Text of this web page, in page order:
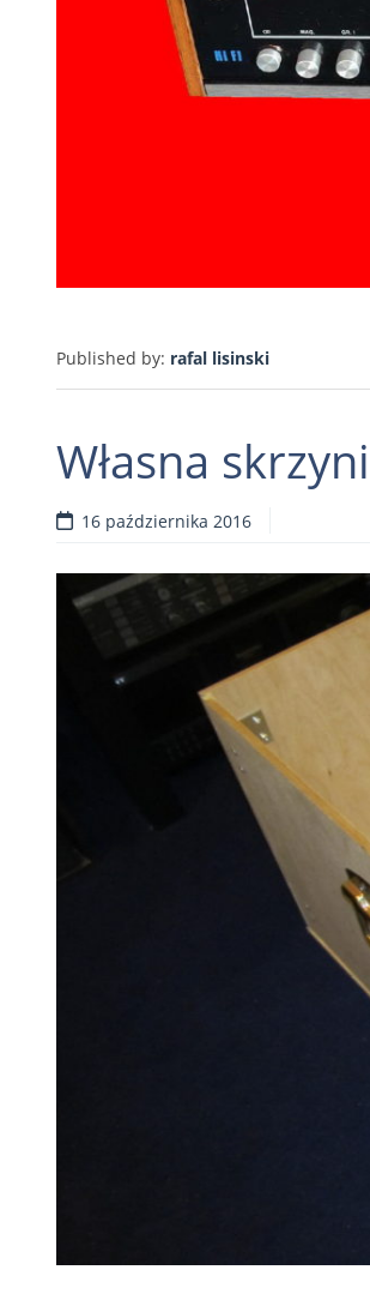
Published by: rafal lisinski
Własna
16 października 2016